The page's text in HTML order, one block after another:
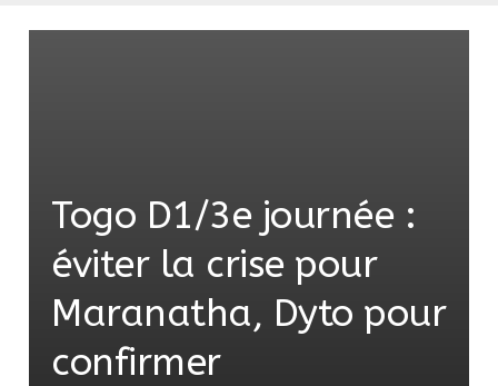
Togo D1/3e journée :
éviter la crise pour
Maranatha, Dyto pour
confirmer